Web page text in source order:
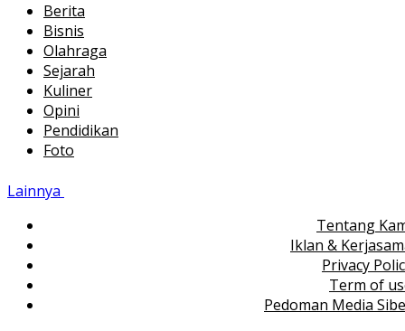
Berita
Bisnis
Olahraga
Sejarah
Kuliner
Opini
Pendidikan
Foto
Lainnya
Tentang
Iklan &
Privacy
Term of
Pedoman Media